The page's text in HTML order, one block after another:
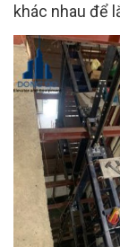
khác nhau để